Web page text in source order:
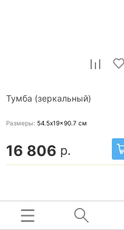
Тумба (зеркальный)
Размеры: 54.5x19x90.7 см
16 806 р.